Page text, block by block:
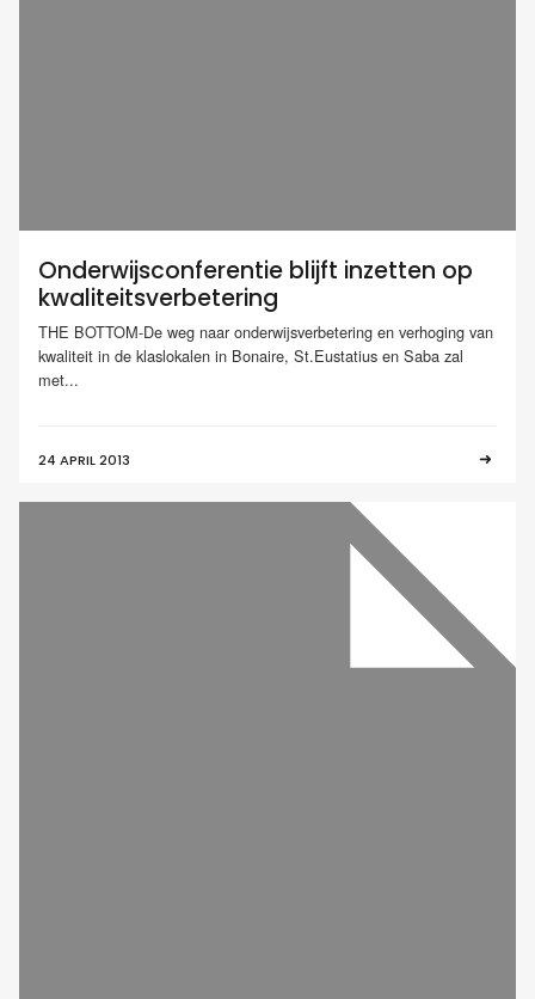
Onderwijsconferentie blijft inzetten op
kwaliteitsverbetering
THE BOTTOM-De weg naar onderwijsverbetering en verhoging van
kwaliteit in de klaslokalen in Bonaire, St.Eustatius en Saba zal
met...
24 APRIL 2013